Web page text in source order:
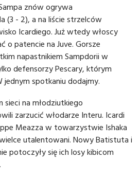
znów ogrywa
(3 - 2), a na liście strzelców
Icardiego. Już wtedy włoscy
o patencie na Juve. Gorsze
napastnikiem Sampdorii w
defensorzy Pescary, którym
jednym spotkaniu dodajmy.
sieci na młodziutkiego
zarzucić włodarze Interu. Icardi
Meazza w towarzystwie Ishaka
utalentowani. Nowy Batistuta i
potoczyły się ich losy kibicom